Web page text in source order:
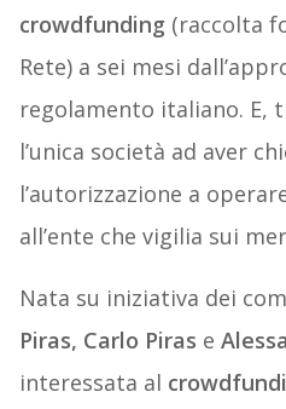
crowdfunding (raccolta
Rete) a sei mesi
regolamento italiano. E,
l’unica società ad aver
l’autorizzazione a
all’ente che vigilia sui
Nata su iniziativa dei
Piras, Carlo Piras e
interessata al